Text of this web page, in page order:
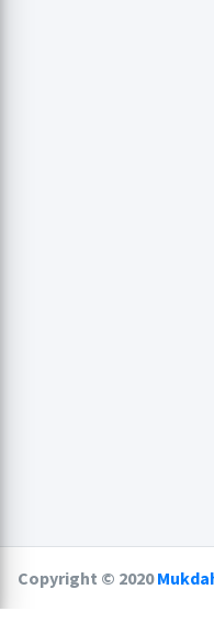
Copyright © 2020